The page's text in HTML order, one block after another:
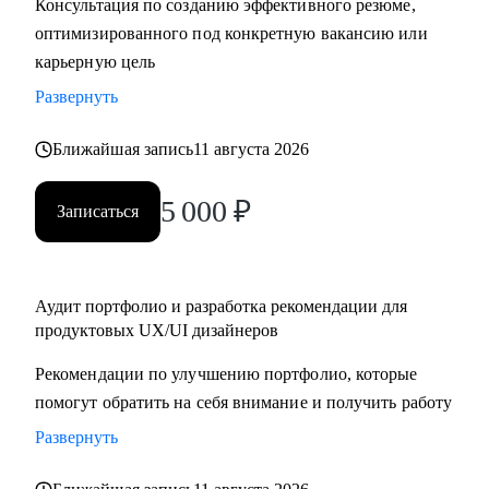
Консультация по созданию эффективного резюме,
оптимизированного под конкретную вакансию или
карьерную цель
Развернуть
Ближайшая запись11 августа 2026
Записаться 5 000 ₽
Аудит портфолио и разработка рекомендации для
продуктовых UX/UI дизайнеров
Рекомендации по улучшению портфолио, которые
помогут обратить на себя внимание и получить работу
Развернуть